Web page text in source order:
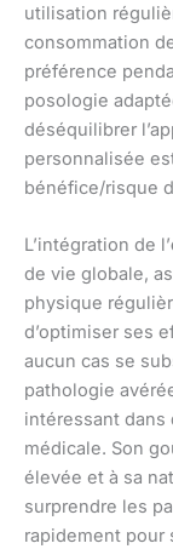
utilisation
consommation
préférence
posologie
déséquilibrer
personnalisée
bénéfice/risque
L’intégration de l’
de vie globale,
physique
d’optimiser ses
aucun cas se
pathologie
intéressant
médicale. Son
élevée et à sa
surprendre les
rapidement pour